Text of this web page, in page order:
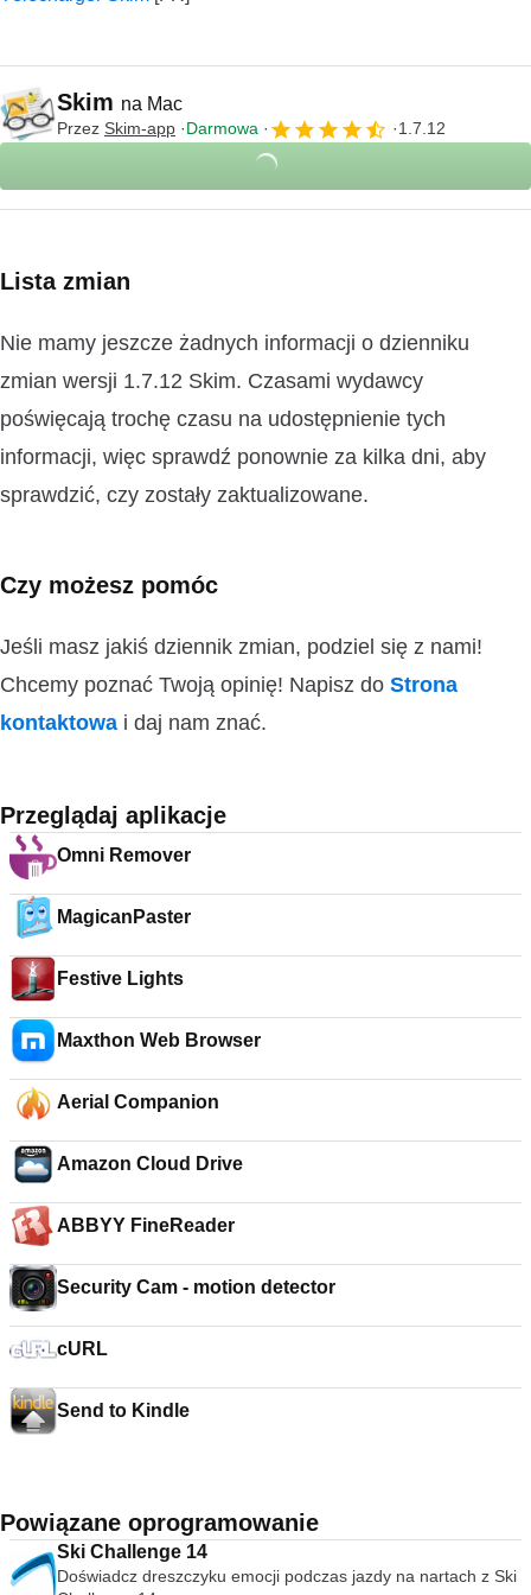
Skim na Mac
Przez Skim-app Darmowa 1.7.12
Lista zmian
Nie mamy jeszcze żadnych informacji o dzienniku
zmian wersji 1.7.12 Skim. Czasami wydawcy
poświęcają trochę czasu na udostępnienie tych
informacji, więc sprawdź ponownie za kilka dni, aby
sprawdzić, czy zostały zaktualizowane.
Czy możesz pomóc
Jeśli masz jakiś dziennik zmian, podziel się z nami!
Chcemy poznać Twoją opinię! Napisz do Strona
kontaktowa i daj nam znać.
Przeglądaj aplikacje
Omni Remover
MagicanPaster
Festive Lights
Maxthon Web Browser
Aerial Companion
Amazon Cloud Drive
ABBYY FineReader
Security Cam - motion detector
cURL
Send to Kindle
Powiązane oprogramowanie
Ski Challenge 14
Doświadcz dreszczyku emocji podczas jazdy na nartach z Ski